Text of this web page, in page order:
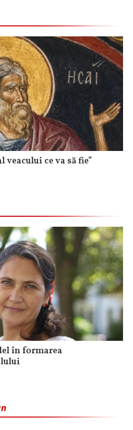
ce va să fie”
în formarea